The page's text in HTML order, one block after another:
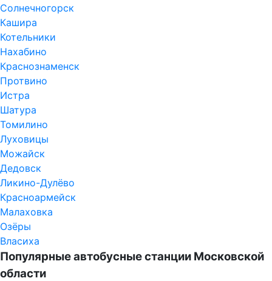
Солнечногорск
Кашира
Котельники
Нахабино
Краснознаменск
Протвино
Истра
Шатура
Томилино
Луховицы
Можайск
Дедовск
Ликино-Дулёво
Красноармейск
Малаховка
Озёры
Власиха
Популярные автобусные станции Московской
области